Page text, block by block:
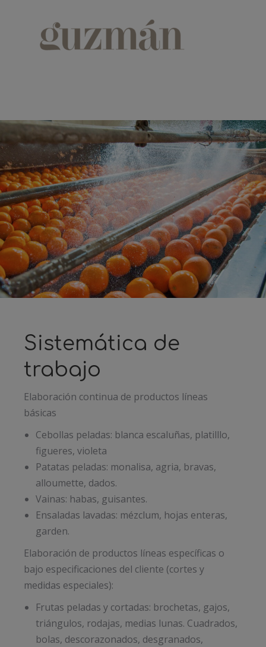
Sistemática de
trabajo
Elaboración continua de productos líneas
básicas
Cebollas peladas: blanca escaluñas, platilllo,
figueres, violeta
Patatas peladas: monalisa, agria, bravas,
alloumette, dados.
Vainas: habas, guisantes.
Ensaladas lavadas: mézclum, hojas enteras,
garden.
Elaboración de productos líneas específicas o
bajo especificaciones del cliente (cortes y
medidas especiales):
Frutas peladas y cortadas: brochetas, gajos,
triángulos, rodajas, medias lunas. Cuadrados,
bolas, descorazonados, desgranados,